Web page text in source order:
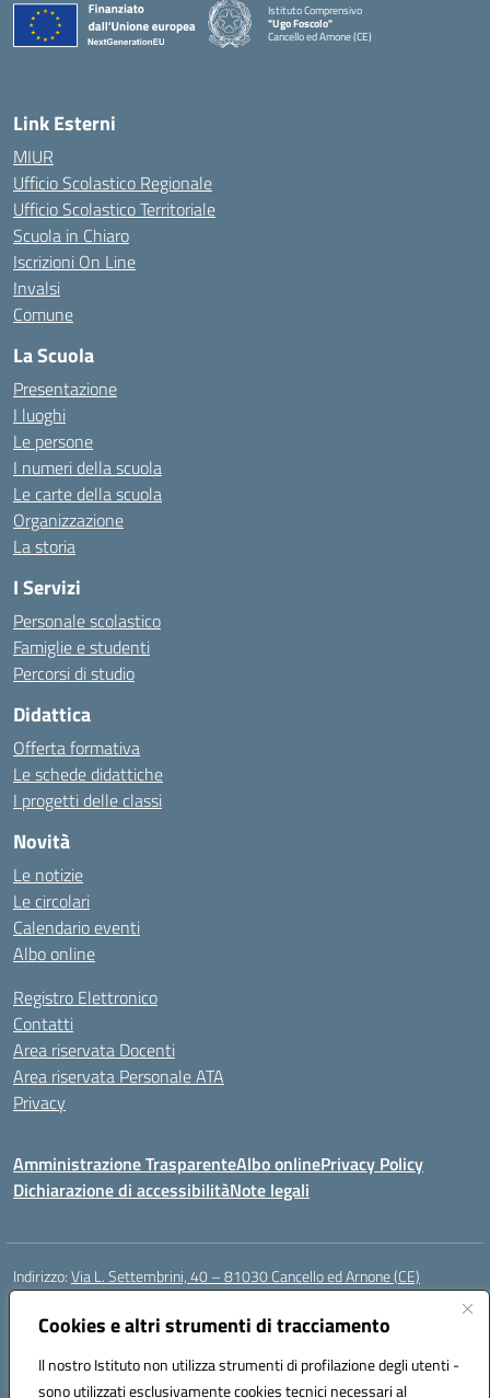
Cookies e altri strumenti di tracciamento
Il nostro Istituto non utilizza strumenti di profilazione degli utenti -
sono utilizzati esclusivamente cookies tecnici necessari al
Istituto Comprensivo
"Ugo Foscolo"
Cancello ed Arnone (CE)
Link Esterni
MIUR
Ufficio Scolastico Regionale
Ufficio Scolastico Territoriale
Scuola in Chiaro
Iscrizioni On Line
Invalsi
Comune
La Scuola
Presentazione
I luoghi
Le persone
I numeri della scuola
Le carte della scuola
Organizzazione
La storia
I Servizi
Personale scolastico
Famiglie e studenti
Percorsi di studio
Didattica
Offerta formativa
Le schede didattiche
I progetti delle classi
Novità
Le notizie
Le circolari
Calendario eventi
Albo online
Registro Elettronico
Contatti
Area riservata Docenti
Area riservata Personale ATA
Privacy
Amministrazione TrasparenteAlbo onlinePrivacy Policy
Dichiarazione di accessibilitàNote legali
Indirizzo:Via L. Settembrini, 40 – 81030 Cancello ed Arnone (CE)
Centralino:
Posta elettronica certificata (PEC):ceic818008@pec.istruzione.it
Codice fiscale: 80009710619
Codice meccanografico:CEIC818008